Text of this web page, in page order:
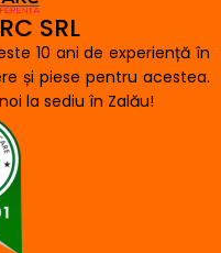
SRL
10 ani de experiență în
și piese pentru acestea.
la sediu în Zalău!